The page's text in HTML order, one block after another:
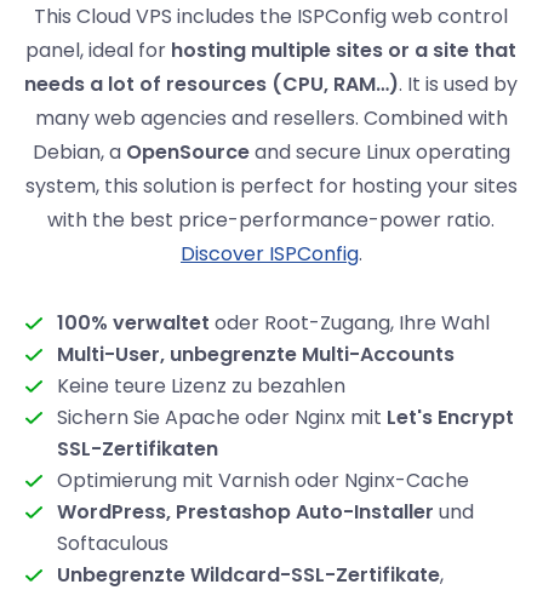
This Cloud VPS includes the ISPConfig web control
panel, ideal for hosting multiple sites or a site that
needs a lot of resources (CPU, RAM…). It is used by
many web agencies and resellers. Combined with
Debian, a OpenSourceand secure Linux operating
system, this solution is perfect for hosting your sites
with the best price-performance-power ratio.
Discover ISPConfig.
100% verwaltet oder Root-Zugang, Ihre Wahl
Multi-User, unbegrenzte Multi-Accounts
Keine teure Lizenz zu bezahlen
Sichern Sie Apache oder Nginx mit Let's Encrypt
SSL-Zertifikaten
Optimierung mit Varnish oder Nginx-Cache
WordPress, Prestashop Auto-Installer und
Softaculous
Unbegrenzte Wildcard-SSL-Zertifikate,